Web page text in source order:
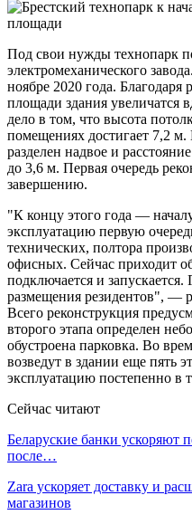
Под свои нужды технопарк
электромеханического
ноябре 2020 года. Благодаря
площади здания увеличатся
дело в том, что высота
помещениях достигает 7,2
разделен надвое и
до 3,6 м. Первая очередь
завершению.
"К концу этого года —
эксплуатацию первую
технических, полтора
офисных. Сейчас приходит
подключается и
размещения резидентов", —
Всего реконструкция
второго этапа определен
обустроена парковка. Во
возведут в здании еще пять
эксплуатацию постепенно в
Сейчас читают
Беларуские банки ускоряют
после…
Zara ускоряет доставку и
магазинов